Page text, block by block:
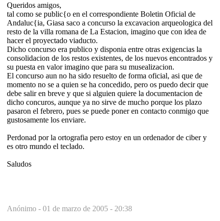
Queridos amigos,
tal como se public{o en el correspondiente Boletin Oficial de
Andaluc{ia, Giasa saco a concurso la excavacion arqueologica del
resto de la villa romana de La Estacion, imagino que con idea de
hacer el proyectado viaducto.
Dicho concurso era publico y disponia entre otras exigencias la
consolidacion de los restos existentes, de los nuevos encontrados y
su puesta en valor imagino que para su musealizacion.
El concurso aun no ha sido resuelto de forma oficial, asi que de
momento no se a quien se ha concedido, pero os puedo decir que
debe salir en breve y que si alguien quiere la documentacion de
dicho concuros, aunque ya no sirve de mucho porque los plazo
pasaron el febrero, pues se puede poner en contacto conmigo que
gustosamente los enviare.
Perdonad por la ortografia pero estoy en un ordenador de ciber y
es otro mundo el teclado.
Saludos
Anónimo - 01 de marzo de 2005 - 20:38